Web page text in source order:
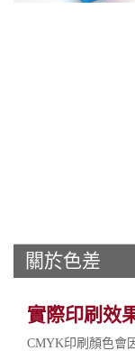
關於色差
實際印刷效
CMYK印刷顏色會